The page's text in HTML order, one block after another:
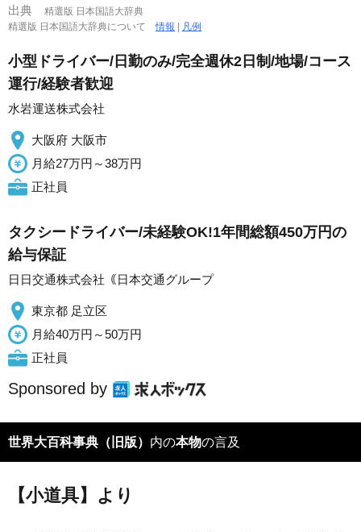
出典
精選版 日本国語大辞典
精選版 日本国語大辞典について情報 凡例
小型ドライバー/日勤のみ/完全週休2日制/地場/コース
運行/経験者歓迎
水岩運送株式会社
大阪府 大阪市
月給27万円～38万円
正社員
タクシードライバー/未経験OK!1年間総額450万円の
給与保証
日日交通株式会社｟日本交通グループ
東京都 足立区
月給40万円～50万円
正社員
Sponsored by
世界大百科事典（旧版） 内の本物の言及
【小道具】より